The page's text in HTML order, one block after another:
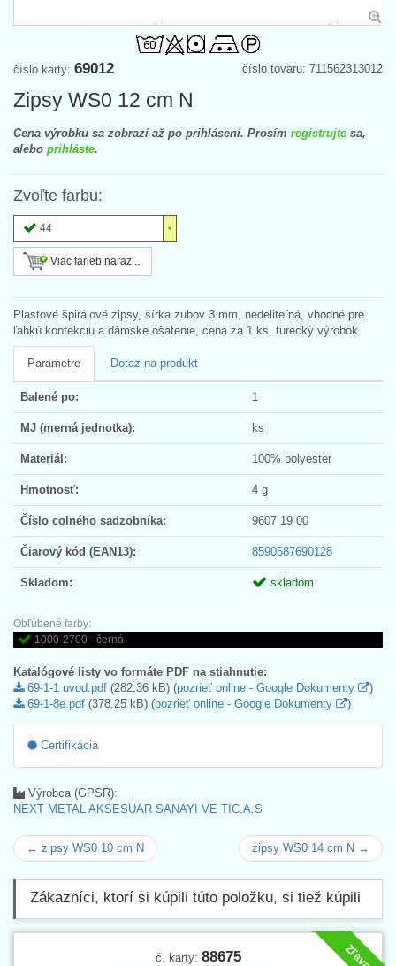
číslo tovaru: 711562313012
číslo karty: 69012
Zipsy WS0 12 cm N
Cena výrobku sa zobrazí až po prihlásení. Prosím registrujte sa,
alebo prihláste.
Zvoľte farbu:
44
Viac farieb naraz ...
Plastové špirálové zipsy, šírka zubov 3 mm, nedeliteľná, vhodné pre
ľahkú konfekciu a dámske ošatenie, cena za 1 ks, turecký výrobok.
Parametre Dotaz na produkt
Balené po: 1
MJ (merná jednotka): ks
Materiál: 100% polyester
Hmotnosť: 4 g
Číslo colného sadzobníka: 9607 19 00
Čiarový kód (EAN13): 8590587690128
Skladom: skladom
Obľúbené farby:
1000-2700 - černá
Katalógové listy vo formáte PDF na stiahnutie:
69-1-1 uvod.pdf (282.36 kB) (pozrieť online - Google Dokumenty
)
69-1-8e.pdf (378.25 kB) (pozrieť online - Google Dokumenty )
Certifikácia
Výrobca (GPSR):
NEXT METAL AKSESUAR SANAYI VE TIC.A.S
← zipsy WS0 10 cm N zipsy WS0 14 cm N →
Zákazníci, ktorí si kúpili túto položku, si tiež kúpili
Zľava
č. karty: 88675